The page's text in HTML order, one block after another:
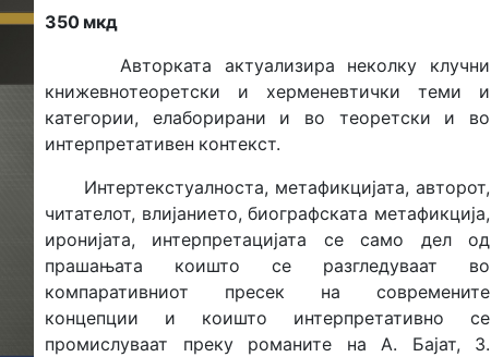
350 мкд
Авторката актуализира неколку клучни
книжевнотеоретски и херменевтички теми и
категории, елаборирани и во теоретски и во
интерпретативен контекст.
Интертекстуалноста, метафикцијата, авторот,
читателот, влијанието, биографската метафикција,
иронијата, интерпретацијата се само дел од
прашањата коишто се разгледуваат во
компаративниот пресек на современите
концепции и коишто интерпретативно се
промислуваат преку романите на А. Бајат, З.